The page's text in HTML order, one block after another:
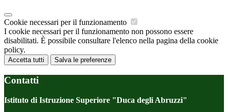
Cookie necessari per il funzionamento
I cookie necessari per il funzionamento non possono essere
disabilitati. È possibile consultare l'elenco nella pagina della cookie
policy.
Accetta tutti Salva le preferenze
Contatti
Istituto di Istruzione Superiore "Duca degli Abruzzi"